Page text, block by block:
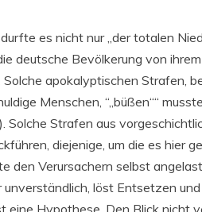
es nicht nur „der totalen
deutsche Bevölkerung von
Solche apokalyptischen Strafen,
Menschen, “„büßen““
Solche Strafen aus
diejenige, um die es hier
den Verursachern selbst
löst Entsetzen
eine Hypothese. Den Blick nicht